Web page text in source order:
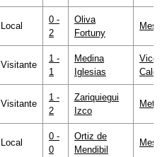
Local
0 -
2
Oliva
Fortuny
Visitante
1 -
1
Medina
Iglesias
Visitante
1 -
2
Zariquiegui
Izco
Local
0 -
0
Ortiz de
Mendibil